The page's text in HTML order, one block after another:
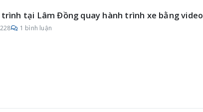
trình tại Lâm Đồng quay hành trình xe bằng video
1 bình luận